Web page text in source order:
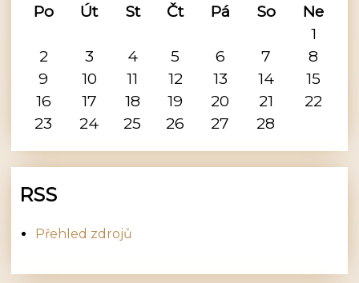
Po
Út St Čt Pá So
Ne
1
2
3 4 5 6 7
8
9
10 11 12 13 14
15
16
17 18 19 20 21
22
23
24 25 26 27 28
RSS
Přehled zdrojů